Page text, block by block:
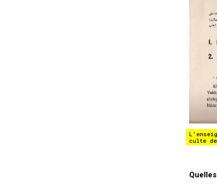
culte